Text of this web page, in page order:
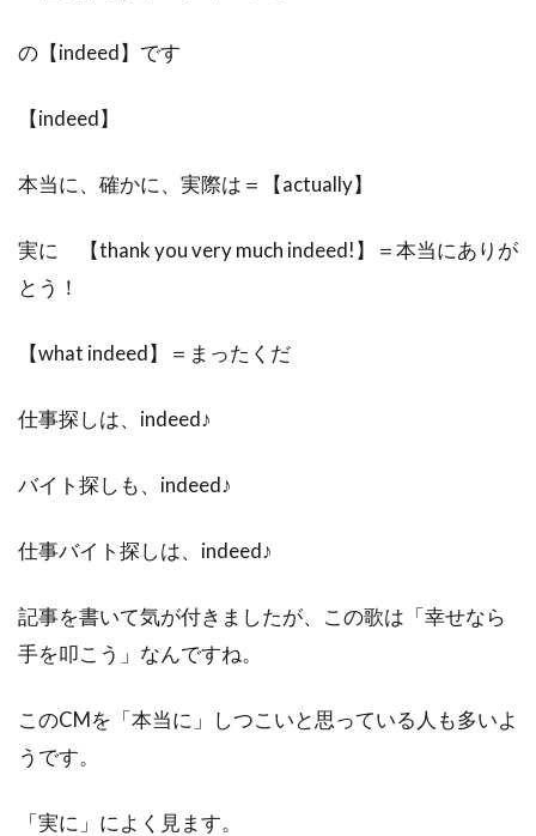
の【indeed】です
【indeed】
本当に、確かに、実際は＝【actually】
実に 【thank you very much indeed!】＝本当にありが
とう！
【what indeed】＝まったくだ
仕事探しは、indeed♪
バイト探しも、indeed♪
仕事バイト探しは、indeed♪
記事を書いて気が付きましたが、この歌は「幸せなら
手を叩こう」なんですね。
このCMを「本当に」しつこいと思っている人も多いよ
うです。
「実に」によく見ます。